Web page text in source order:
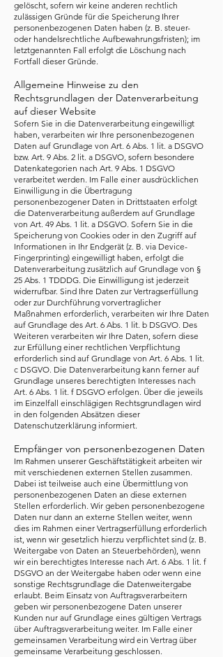
gelöscht, sofern wir keine anderen rechtlich
zulässigen Gründe für die Speicherung Ihrer
personenbezogenen Daten haben (z. B. steuer-
oder handelsrechtliche Aufbewahrungsfristen); im
letztgenannten Fall erfolgt die Löschung nach
Fortfall dieser Gründe.
Allgemeine Hinweise zu den
Rechtsgrundlagen der Datenverarbeitung
auf dieser Website
Sofern Sie in die Datenverarbeitung eingewilligt
haben, verarbeiten wir Ihre personenbezogenen
Daten auf Grundlage von Art. 6 Abs. 1 lit. a DSGVO
bzw. Art. 9 Abs. 2 lit. a DSGVO, sofern besondere
Datenkategorien nach Art. 9 Abs. 1 DSGVO
verarbeitet werden. Im Falle einer ausdrücklichen
Einwilligung in die Übertragung
personenbezogener Daten in Drittstaaten erfolgt
die Datenverarbeitung außerdem auf Grundlage
von Art. 49 Abs. 1 lit. a DSGVO. Sofern Sie in die
Speicherung von Cookies oder in den Zugriff auf
Informationen in Ihr Endgerät (z. B. via Device-
Fingerprinting) eingewilligt haben, erfolgt die
Datenverarbeitung zusätzlich auf Grundlage von §
25 Abs. 1 TDDDG. Die Einwilligung ist jederzeit
widerrufbar. Sind Ihre Daten zur Vertragserfüllung
oder zur Durchführung vorvertraglicher
Maßnahmen erforderlich, verarbeiten wir Ihre Daten
auf Grundlage des Art. 6 Abs. 1 lit. b DSGVO. Des
Weiteren verarbeiten wir Ihre Daten, sofern diese
zur Erfüllung einer rechtlichen Verpflichtung
erforderlich sind auf Grundlage von Art. 6 Abs. 1 lit.
c DSGVO. Die Datenverarbeitung kann ferner auf
Grundlage unseres berechtigten Interesses nach
Art. 6 Abs. 1 lit. f DSGVO erfolgen. Über die jeweils
im Einzelfall einschlägigen Rechtsgrundlagen wird
in den folgenden Absätzen dieser
Datenschutzerklärung informiert.
Empfänger von personenbezogenen Daten
Im Rahmen unserer Geschäftstätigkeit arbeiten wir
mit verschiedenen externen Stellen zusammen.
Dabei ist teilweise auch eine Übermittlung von
personenbezogenen Daten an diese externen
Stellen erforderlich. Wir geben personenbezogene
Daten nur dann an externe Stellen weiter, wenn
dies im Rahmen einer Vertragserfüllung erforderlich
ist, wenn wir gesetzlich hierzu verpflichtet sind (z. B.
Weitergabe von Daten an Steuerbehörden), wenn
wir ein berechtigtes Interesse nach Art. 6 Abs. 1 lit. f
DSGVO an der Weitergabe haben oder wenn eine
sonstige Rechtsgrundlage die Datenweitergabe
erlaubt. Beim Einsatz von Auftragsverarbeitern
geben wir personenbezogene Daten unserer
Kunden nur auf Grundlage eines gültigen Vertrags
über Auftragsverarbeitung weiter. Im Falle einer
gemeinsamen Verarbeitung wird ein Vertrag über
gemeinsame Verarbeitung geschlossen.